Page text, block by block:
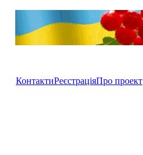
КонтактиРеєстраціяПро проект